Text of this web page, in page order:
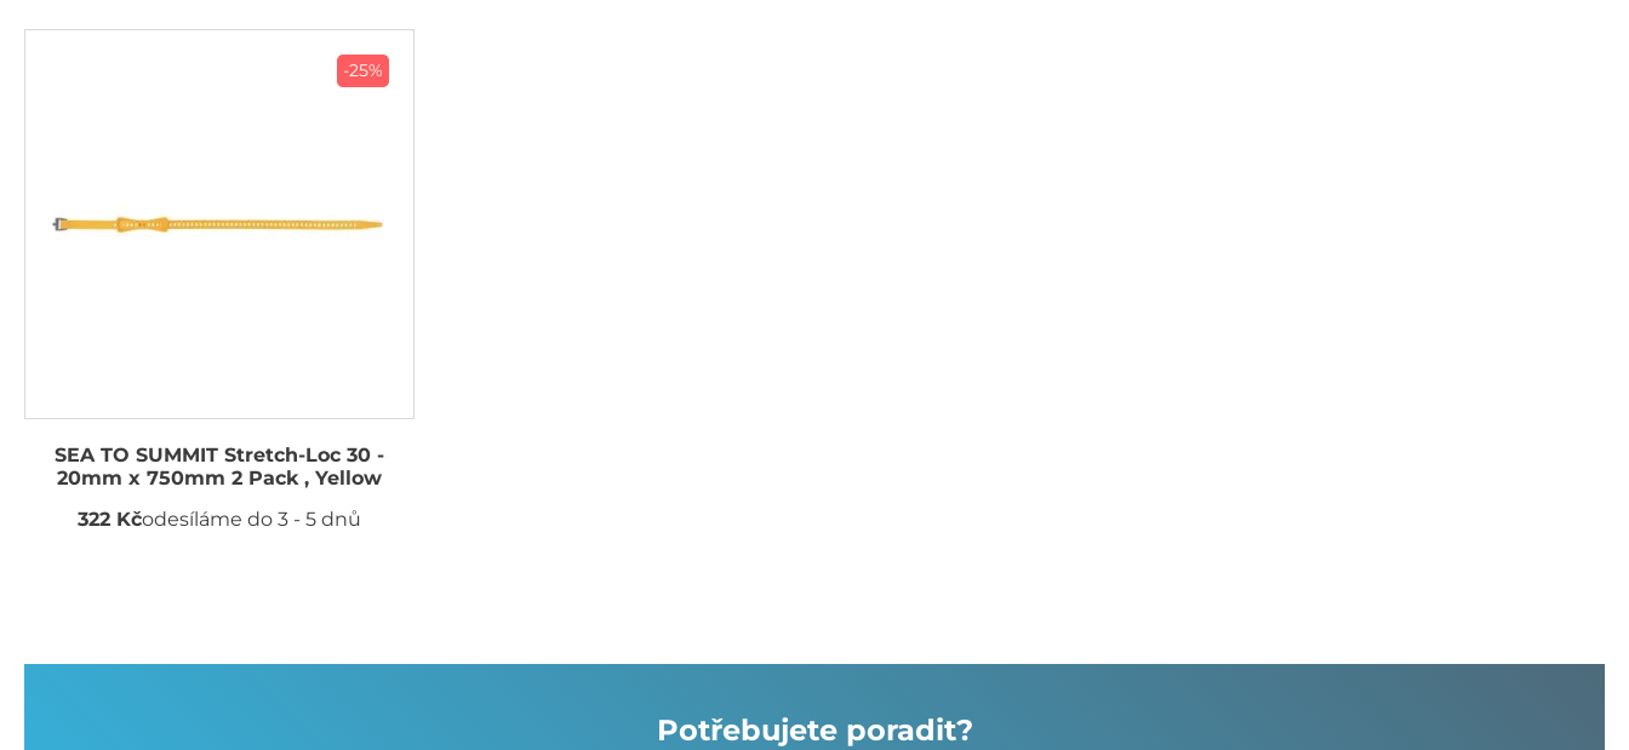
-25%
SEA TO SUMMIT Stretch-Loc 30 -
20mm x 750mm 2 Pack , Yellow
322 Kčodesíláme do 3 - 5 dnů
Potřebujete poradit?